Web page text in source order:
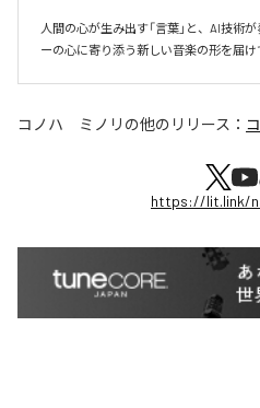
人間の心が生み出す「言葉」と、AI技術
ーの心に寄り添う新しい音楽の形を届け
コノハ ミノリ の他のリリース：
https://lit.link/